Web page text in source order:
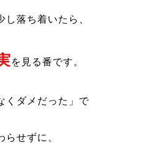
し落ち着いたら、
を見る番です。
くダメだった」で
らせずに、